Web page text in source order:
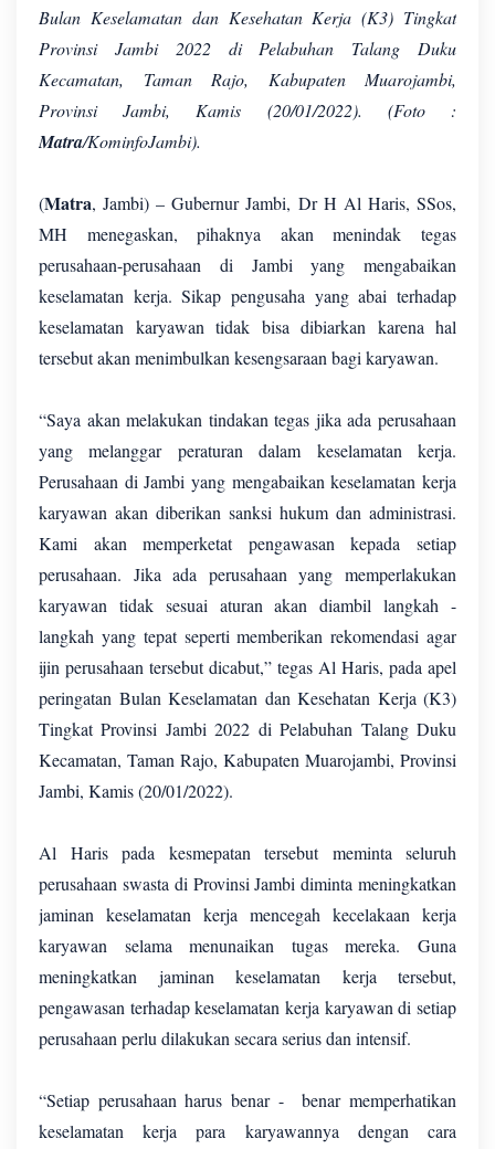
Bulan Keselamatan dan Kesehatan Kerja (K3) Tingkat
Provinsi Jambi 2022 di Pelabuhan Talang Duku
Kecamatan, Taman Rajo, Kabupaten Muarojambi,
Provinsi Jambi, Kamis (20/01/2022). (Foto :
Matra/KominfoJambi).
(Matra, Jambi) – Gubernur Jambi, Dr H Al Haris, SSos,
MH menegaskan, pihaknya akan menindak tegas
perusahaan-perusahaan di Jambi yang mengabaikan
keselamatan kerja. Sikap pengusaha yang abai terhadap
keselamatan karyawan tidak bisa dibiarkan karena hal
tersebut akan menimbulkan kesengsaraan bagi karyawan.
“Saya akan melakukan tindakan tegas jika ada perusahaan
yang melanggar peraturan dalam keselamatan kerja.
Perusahaan di Jambi yang mengabaikan keselamatan kerja
karyawan akan diberikan sanksi hukum dan administrasi.
Kami akan memperketat pengawasan kepada setiap
perusahaan. Jika ada perusahaan yang memperlakukan
karyawan tidak sesuai aturan akan diambil langkah -
langkah yang tepat seperti memberikan rekomendasi agar
ijin perusahaan tersebut dicabut,” tegas Al Haris, pada apel
peringatan Bulan Keselamatan dan Kesehatan Kerja (K3)
Tingkat Provinsi Jambi 2022 di Pelabuhan Talang Duku
Kecamatan, Taman Rajo, Kabupaten Muarojambi, Provinsi
Jambi, Kamis (20/01/2022).
Al Haris pada kesmepatan tersebut meminta seluruh
perusahaan swasta di Provinsi Jambi diminta meningkatkan
jaminan keselamatan kerja mencegah kecelakaan kerja
karyawan selama menunaikan tugas mereka. Guna
meningkatkan jaminan keselamatan kerja tersebut,
pengawasan terhadap keselamatan kerja karyawan di setiap
perusahaan perlu dilakukan secara serius dan intensif.
“Setiap perusahaan harus benar - benar memperhatikan
keselamatan kerja para karyawannya dengan cara